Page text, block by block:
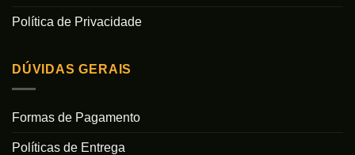
Política de Privacidade
DÚVIDAS GERAIS
Formas de Pagamento
Políticas de Entrega